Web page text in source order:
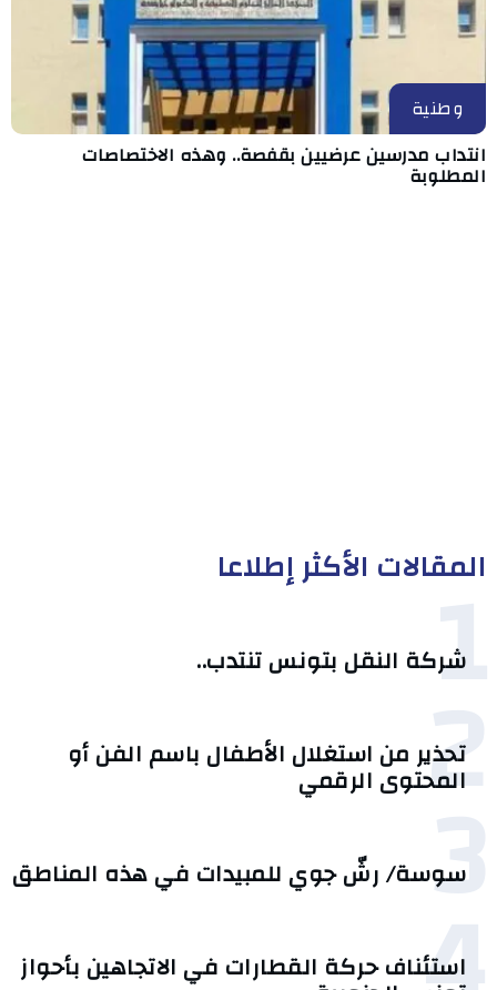
وطنية
انتداب مدرسين عرضيين بقفصة.. وهذه الاختصاصات
المطلوبة
المقالات الأكثر إطلاعا
1
شركة النقل بتونس تنتدب..
2
تحذير من استغلال الأطفال باسم الفن أو
المحتوى الرقمي
3
سوسة/ رشّ جوي للمبيدات في هذه المناطق
استئناف حركة القطارات في الاتجاهين بأحواز